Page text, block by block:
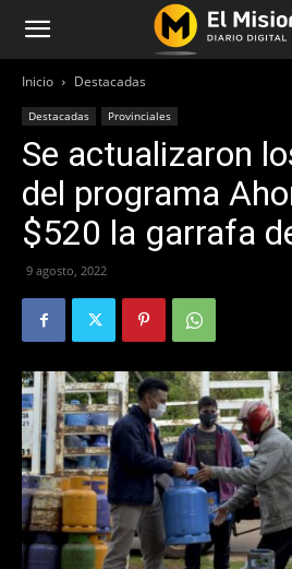
Inicio Destacadas
Destacadas Provinciales
Se actualizaron
del programa
$520 la garrafa
9 agosto, 2022